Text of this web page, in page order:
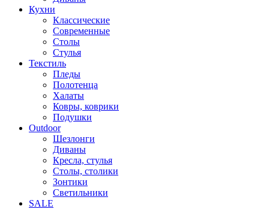
Кухни
Классические
Современные
Столы
Стулья
Текстиль
Пледы
Полотенца
Халаты
Ковры, коврики
Подушки
Outdoor
Шезлонги
Диваны
Кресла, стулья
Столы, столики
Зонтики
Светильники
SALE